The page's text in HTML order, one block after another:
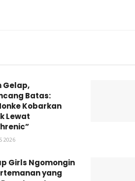
Gelap,
Batas:
Kobarkan
Lewat
2026
Girls Ngomongin
yang